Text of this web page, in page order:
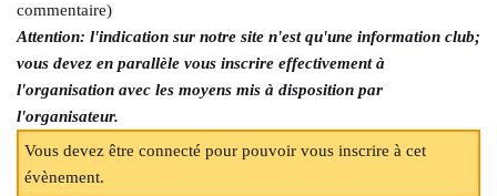
commentaire)
Attention: l'indication sur notre site n'est qu'une information club;
vous devez en parallèle vous inscrire effectivement à
l'organisation avec les moyens mis à disposition par
l'organisateur.
Vous devez être connecté pour pouvoir vous inscrire à cet
évènement.